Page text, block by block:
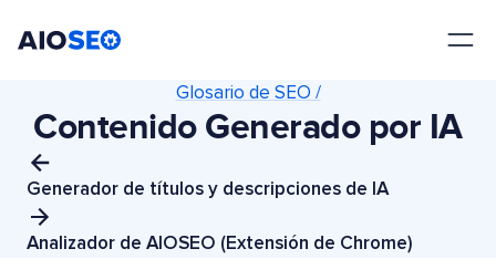
Generador de títulos y descripciones de IA
Glosario de SEO /
Contenido Generado por IA
Analizador de AIOSEO (Extensión de Chrome)